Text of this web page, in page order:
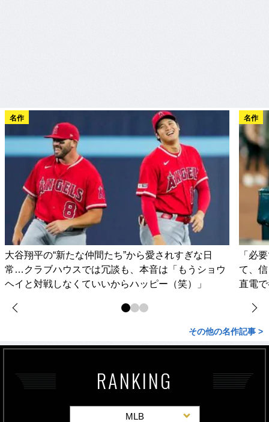
名作
大谷翔平の“新たな仲間たち”から愛されすぎな日
常…クラブハウスでは冗談も、本音は「もうショウ
ヘイと対戦しなくていいからハッピー（笑）」
名作
「必
て、
直電
その他の名作記事 >
RANKING
MLB